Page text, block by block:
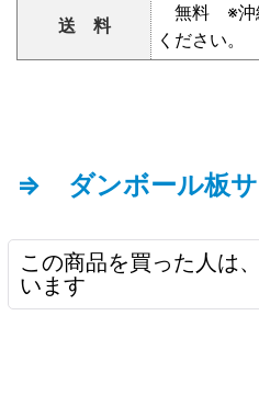
送 料
無料 ※沖
ください。
⇒ ダンボール板サ
この商品を買った人は
います